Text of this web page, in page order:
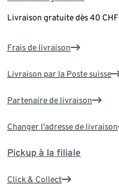
Livraison gratuite dès 40 CHF
Frais de livraison
Livraison par la Poste suisse
Partenaire de livraison
Changer l'adresse de livraison
Pickup à la filiale
Click & Collect